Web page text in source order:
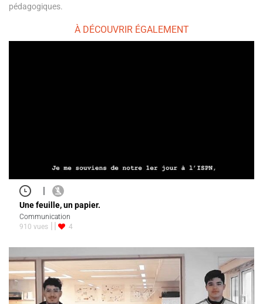
pédagogiques.
À DÉCOUVRIR ÉGALEMENT
|
Une feuille, un papier.
Communication
910 vues
4